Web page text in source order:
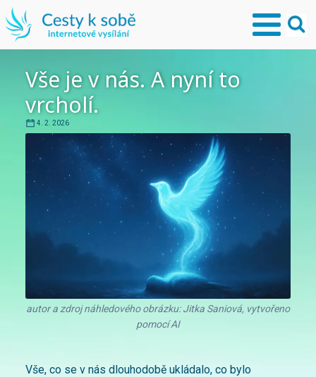
Vše je v nás. A nyní to
vrcholí.
4. 2. 2026
autor a zdroj náhledového obrázku: Jitka Saniová, vytvořeno
pomocí AI
Vše, co se v nás dlouhodobě ukládalo, co bylo